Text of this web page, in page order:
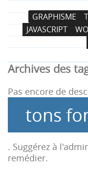
N
a
v
i
g
a
t
i
p
i
A
l
l
e
r
a
u
c
t
n
GRAPHISME
JAVASCRIPT
Archives des
Pas encore de
tons
. Suggérez à
remédier.